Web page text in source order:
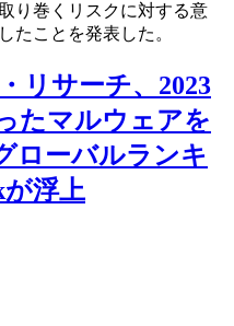
り巻くリスクに対する意
たことを発表した。
リサーチ、2023
たマルウェアを
ローバルランキ
浮上